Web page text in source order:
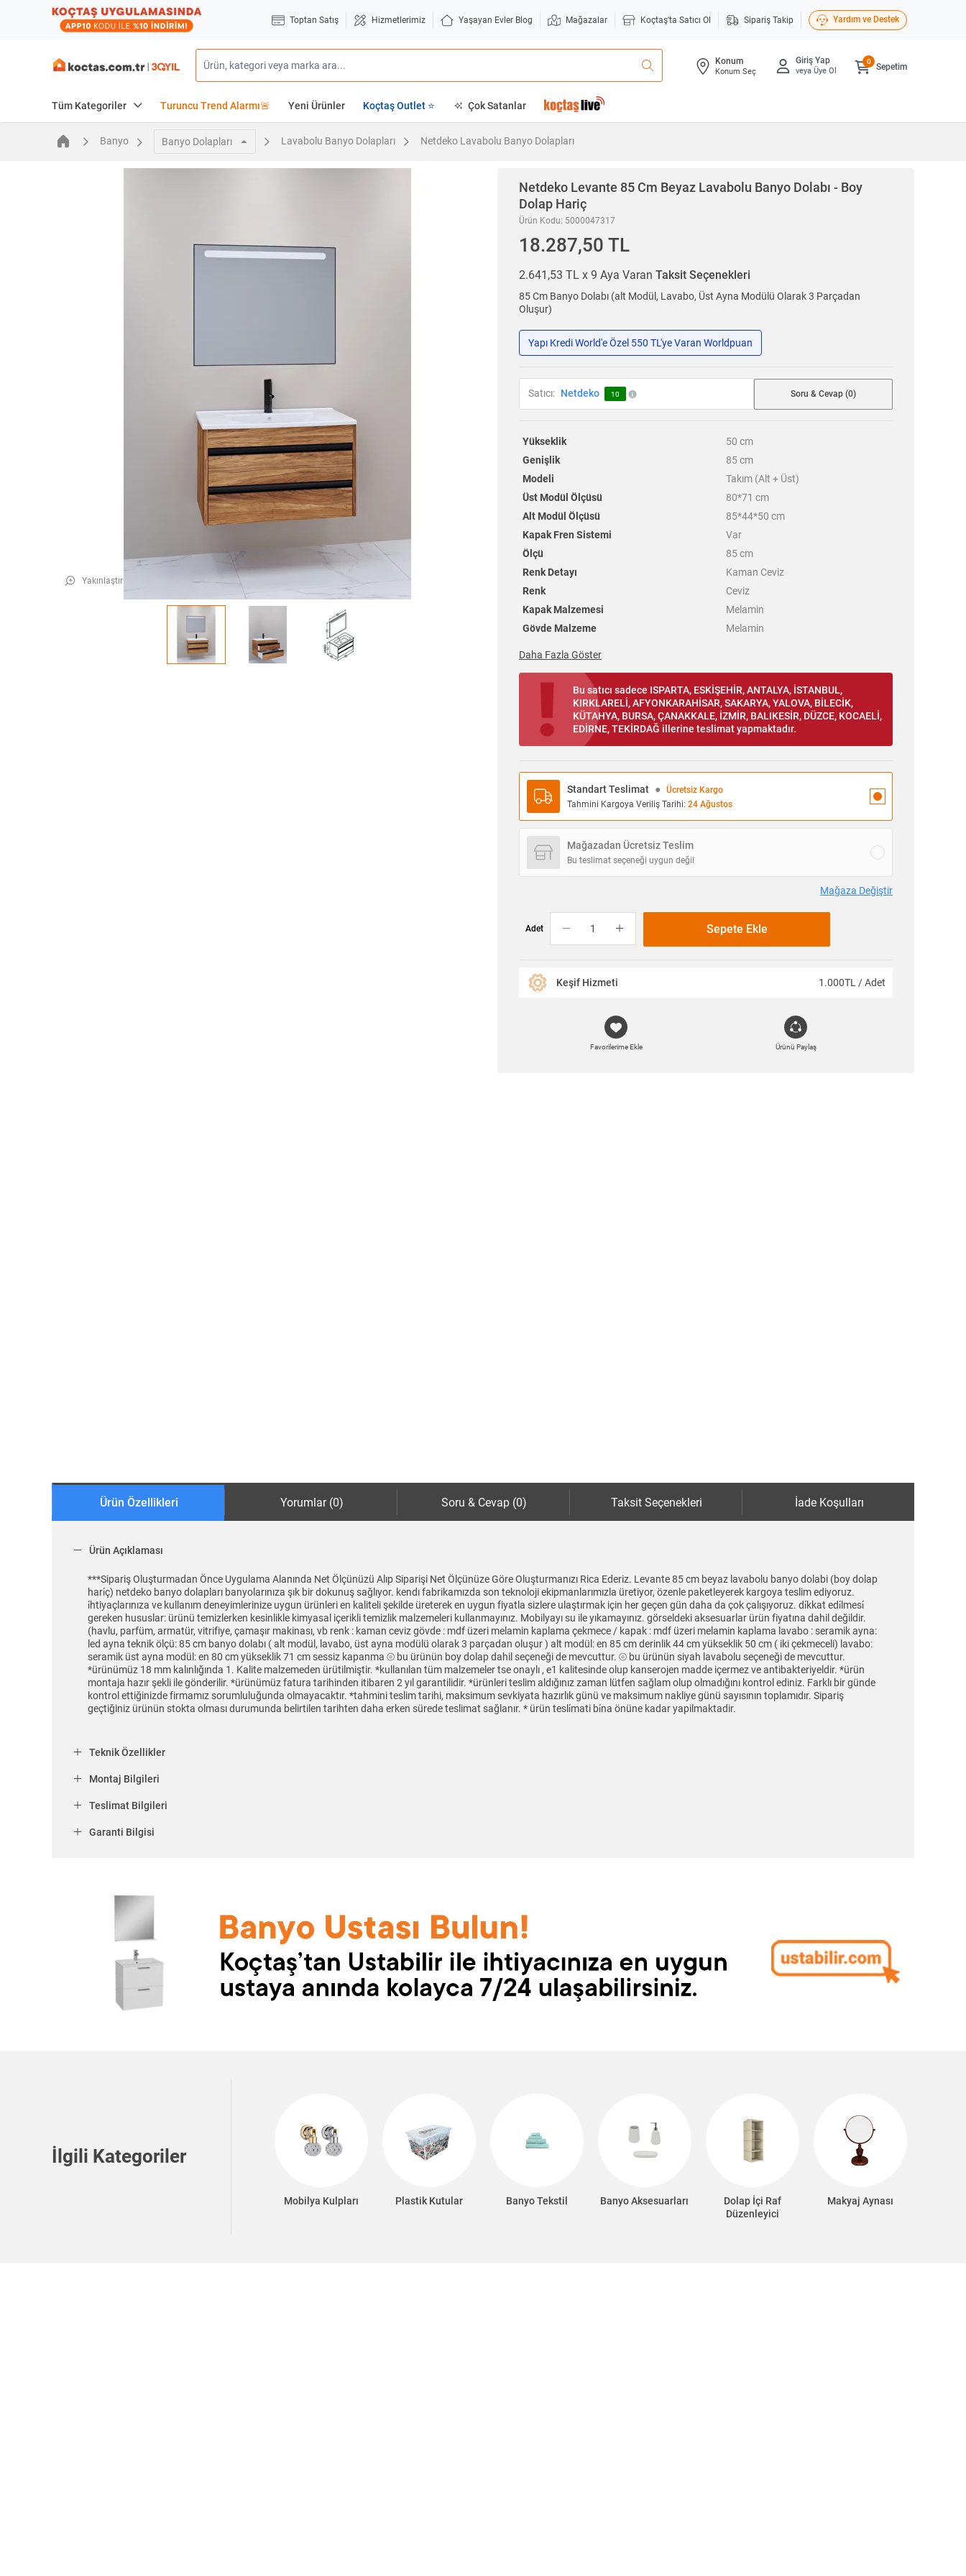
Toptan Satış Hizmetlerimiz Yaşayan Evler Blog Mağazalar Koçtaş'ta Satıcı Ol Sipariş Takip Yardım ve Destek
Konum
Konum Seç
Giriş Yap
veya Üye Ol Sepetim
0
Tüm Kategoriler Turuncu Trend Alarmı🚨 Yeni Ürünler Koçtaş Outlet ⭐ Çok Satanlar
Banyo Banyo Dolapları Lavabolu Banyo Dolapları Netdeko Lavabolu Banyo Dolapları
Yakınlaştır
Netdeko Levante 85 Cm Beyaz Lavabolu Banyo Dolabı - Boy
Dolap Hariç
Ürün Kodu: 5000047317
18.287,50 TL
2.641,53 TL x 9 Aya Varan Taksit Seçenekleri
85 Cm Banyo Dolabı (alt Modül, Lavabo, Üst Ayna Modülü Olarak 3 Parçadan
Oluşur)
Yapı Kredi World'e Özel 550 TL'ye Varan Worldpuan
Satıcı: Netdeko 10 Soru & Cevap (0)
Yükseklik 50 cm
Genişlik
85 cm
Modeli
Takım (Alt + Üst)
Üst Modül Ölçüsü
80*71 cm
Alt Modül Ölçüsü
85*44*50 cm
Kapak Fren Sistemi
Var
Ölçü
85 cm
Renk Detayı
Kaman Ceviz
Renk
Ceviz
Kapak Malzemesi
Melamin
Gövde Malzeme
Melamin
Daha Fazla Göster
Bu satıcı sadece ISPARTA, ESKİŞEHİR, ANTALYA, İSTANBUL,
KIRKLARELİ, AFYONKARAHİSAR, SAKARYA, YALOVA, BİLECİK,
KÜTAHYA, BURSA, ÇANAKKALE, İZMİR, BALIKESİR, DÜZCE, KOCAELİ,
EDİRNE, TEKİRDAĞ illerine teslimat yapmaktadır.
Standart Teslimat ●
Ücretsiz Kargo
Tahmini Kargoya Veriliş Tarihi: 24 Ağustos
Mağazadan Ücretsiz Teslim
Bu teslimat seçeneği uygun değil
Mağaza Değiştir
Adet Sepete Ekle
Keşif Hizmeti 1.000TL / Adet
Favorilerime Ekle Ürünü Paylaş
Ürün Özellikleri Yorumlar (0) Soru & Cevap (0) Taksit Seçenekleri İade Koşulları
Ürün Açıklaması
***Sipariş Oluşturmadan Önce Uygulama Alanında Net Ölçünüzü Alıp Siparişi Net Ölçünüze Göre Oluşturmanızı Rica Ederiz. Levante 85 cm beyaz lavabolu banyo dolabi (boy dolap
hari̇ç) netdeko banyo dolapları banyolarınıza şık bir dokunuş sağlıyor. kendı fabrikamızda son teknoloji ekipmanlarımızla üretiyor, özenle paketleyerek kargoya teslim ediyoruz.
i̇htiyaçlarınıza ve kullanım deneyimlerinize uygun ürünleri en kaliteli şekilde üreterek en uygun fiyatla sizlere ulaştırmak için her geçen gün daha da çok çalışıyoruz. di̇kkat edi̇lmesi̇
gereken hususlar: ürünü temizlerken kesinlikle kimyasal içerikli temizlik malzemeleri kullanmayınız. Mobilyayı su ile yıkamayınız. görseldeki aksesuarlar ürün fiyatına dahil değildir.
(havlu, parfüm, armatür, vitrifiye, çamaşır makinası, vb renk : kaman ceviz gövde : mdf üzeri melamin kaplama çekmece / kapak : mdf üzeri melamin kaplama lavabo : seramik ayna:
led ayna teknik ölçü: 85 cm banyo dolabı ( alt modül, lavabo, üst ayna modülü olarak 3 parçadan oluşur ) alt modül: en 85 cm derinlik 44 cm yükseklik 50 cm ( iki çekmeceli) lavabo:
seramik üst ayna modül: en 80 cm yükseklik 71 cm sessiz kapanma ⦾ bu ürünün boy dolap dahil seçeneği de mevcuttur. ⦾ bu ürünün siyah lavabolu seçeneği de mevcuttur.
*ürünümüz 18 mm kalınlığında 1. Kalite malzemeden ürütilmiştir. *kullanılan tüm malzemeler tse onaylı , e1 kalitesinde olup kanserojen madde içermez ve antibakteriyeldir. *ürün
montaja hazır şekli ile gönderilir. *ürünümüz fatura tarihinden itibaren 2 yıl garantilidir. *ürünleri teslim aldığınız zaman lütfen sağlam olup olmadığını kontrol ediniz. Farklı bir günde
kontrol ettiğinizde firmamız sorumluluğunda olmayacaktır. *tahmini teslim tarihi, maksimum sevkiyata hazırlık günü ve maksimum nakliye günü sayısının toplamıdır. Sipariş
geçtiğiniz ürünün stokta olması durumunda belirtilen tarihten daha erken sürede teslimat sağlanır. * ürün tesli̇mati bi̇na önüne kadar yapilmaktadir.
Teknik Özellikler
Montaj Bilgileri
Teslimat Bilgileri
Garanti Bilgisi
İlgili Kategoriler
Mobilya Kulpları Plastik Kutular Banyo Tekstil Banyo Aksesuarları
Dolap İçi Raf
Düzenleyici
Makyaj Aynası